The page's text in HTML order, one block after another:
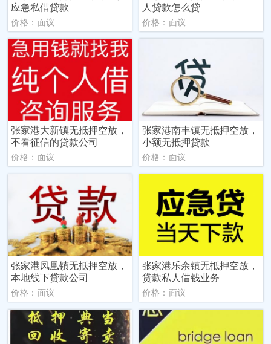
应急私借贷款
价格：面议
人贷款怎么贷
价格：面议
张家港大新镇无抵押空放，
不看征信的贷款公司
价格：面议
张家港南丰镇无抵押空放，
小额无抵押贷款
价格：面议
张家港凤凰镇无抵押空放，
本地线下贷款公司
价格：面议
张家港乐余镇无抵押空放，
贷款私人借钱业务
价格：面议